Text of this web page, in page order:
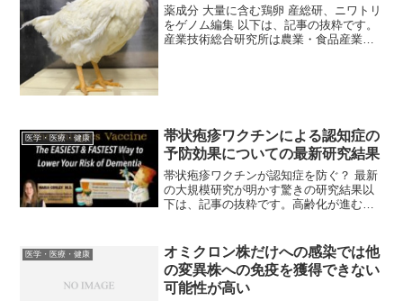
薬成分 大量に含む鶏卵 産総研、ニワトリ
をゲノム編集 以下は、記事の抜粋です。
産業技術総合研究所は農業・食品産業技
医学・医療・健康
帯状疱疹ワクチンによる認知症の
予防効果についての最新研究結果
帯状疱疹ワクチンが認知症を防ぐ？ 最新
の大規模研究が明かす驚きの研究結果以
下は、記事の抜粋です。高齢化が進む現
年までに世界の認知症患者数は1億5,000
万人を超える...
医学・医療・健康
オミクロン株だけへの感染では他
の変異株への免疫を獲得できない
可能性が高い